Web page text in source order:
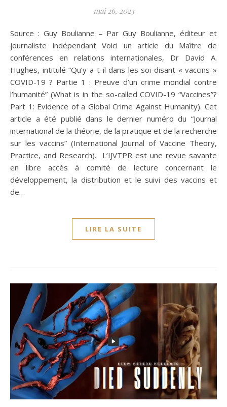
mai 26, 2023
Source : Guy Boulianne – Par Guy Boulianne, éditeur et
journaliste indépendant Voici un article du Maître de
conférences en relations internationales, Dr David A.
Hughes, intitulé “Qu’y a-t-il dans les soi-disant « vaccins »
COVID-19 ? Partie 1 : Preuve d’un crime mondial contre
l’humanité” (What is in the so-called COVID-19 “Vaccines”?
Part 1: Evidence of a Global Crime Against Humanity). Cet
article a été publié dans le dernier numéro du “Journal
international de la théorie, de la pratique et de la recherche
sur les vaccins” (International Journal of Vaccine Theory,
Practice, and Research). L’IJVTPR est une revue savante
en libre accès à comité de lecture concernant le
développement, la distribution et le suivi des vaccins et
de…
LIRE LA SUITE